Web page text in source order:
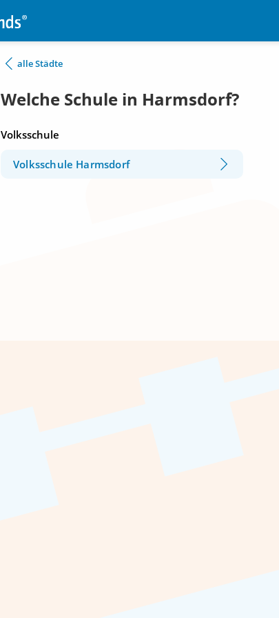
alle Städte
Welche Schule in Harmsdorf?
Volksschule
Volksschule Harmsdorf